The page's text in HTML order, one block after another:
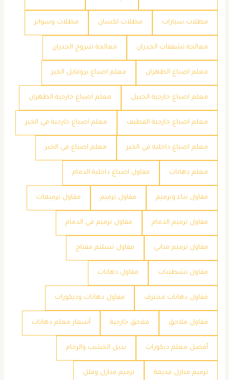
مظلات سيارات مظلات لكسان مظلات وسواتر
معالجة تشققات الجدران معالجة شروخ الجدران
معلم اصباغ الظهران معلم اصباغ بروفايل الخبر
معلم اصباغ خارجية الجبيل معلم اصباغ خارجية الظهران
معلم اصباغ خارجية القطيف معلم اصباغ خارجية في الخبر
معلم اصباغ داخلية في الخبر معلم اصباغ في الخبر
معلم دهانات مقاول اصباغ داخلية الدمام
مقاول بناء وترميم مقاول ترميم مقاول ترميمات
مقاول ترميم الدمام مقاول ترميم في الدمام
مقاول ترميم مباني مقاول تسليم مفتاح
مقاول تشطيبات مقاول دهانات
مقاول دهانات محترف مقاول دهانات وديكورات
مقاول ملاحق ملاحق خارجية ​أسعار معلم دهانات
​أفضل معلم ديكورات ​بديل الخشب والرخام
​ترميم منازل قديمة ​ترميم منازل وفلل